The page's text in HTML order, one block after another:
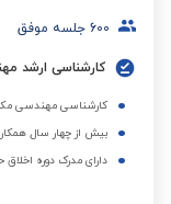
600 جلسه موفق
کارشناسی ارشد
کارشناسی مهندسی
بیش از چهار سال
دارای مدرک دوره